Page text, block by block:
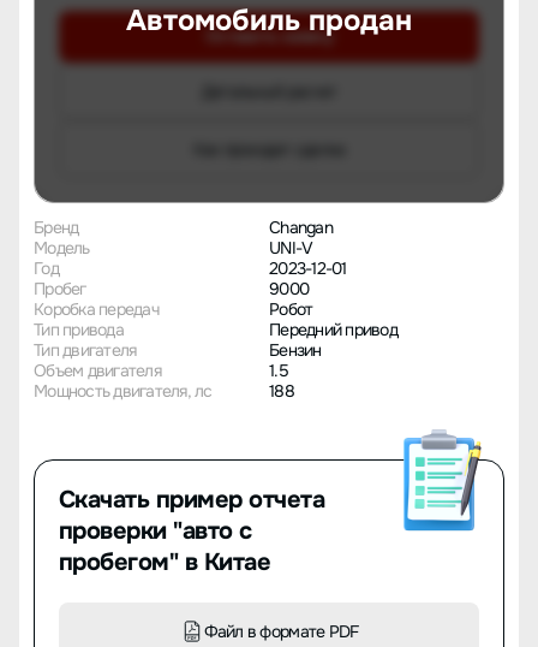
Автомобиль продан
Оставить заявку
Бренд
Changan
Модель
UNI-V
Год
2023-12-01
Пробег
9000
Коробка передач
Робот
Тип привода
Передний привод
Тип двигателя
Бензин
Объем двигателя
1.5
Мощность двигателя, лс
188
Скачать пример отчета
проверки "авто с
пробегом" в Китае
Файл в формате PDF